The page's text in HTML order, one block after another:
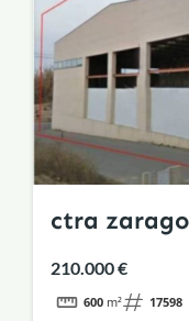
ctra
210.000 €
600 m² 17598